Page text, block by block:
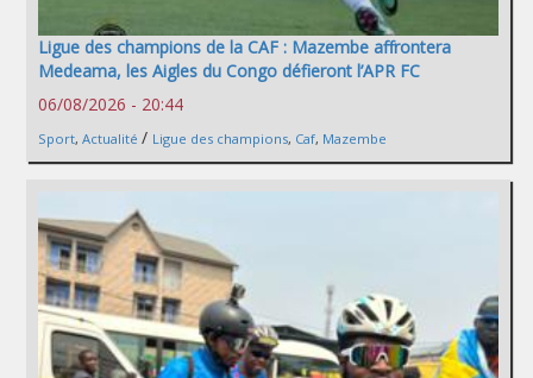
Ligue des champions de la CAF : Mazembe affrontera
Medeama, les Aigles du Congo défieront l’APR FC
06/08/2026 - 20:44
Sport, Actualité / Ligue des champions, Caf, Mazembe